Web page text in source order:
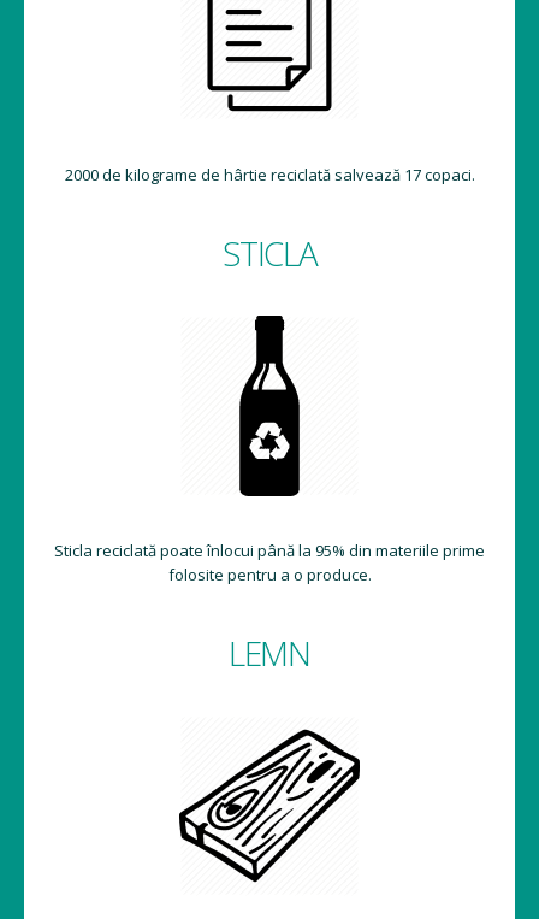
2000 de kilograme de hârtie reciclată salvează 17 copaci.
STICLA
Sticla reciclată poate înlocui până la 95% din materiile prime
folosite pentru a o produce.
LEMN